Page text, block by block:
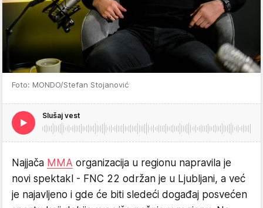
Foto: MONDO/Stefan Stojanović
Slušaj vest
Najjača MMA organizacija u regionu napravila je
novi spektakl - FNC 22 održan je u Ljubljani, a već
je najavljeno i gde će biti sledeći događaj posvećen